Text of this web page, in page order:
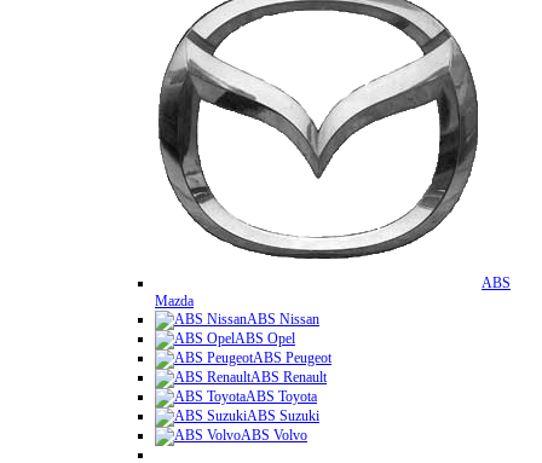
ABS
Mazda
ABS Nissan
ABS Opel
ABS Peugeot
ABS Renault
ABS Toyota
ABS Suzuki
ABS Volvo